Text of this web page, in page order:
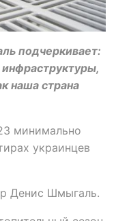
подчеркивает:
наша страна
минимально
украинцев
Денис Шмыгаль.